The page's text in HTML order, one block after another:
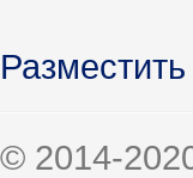
© 2014-